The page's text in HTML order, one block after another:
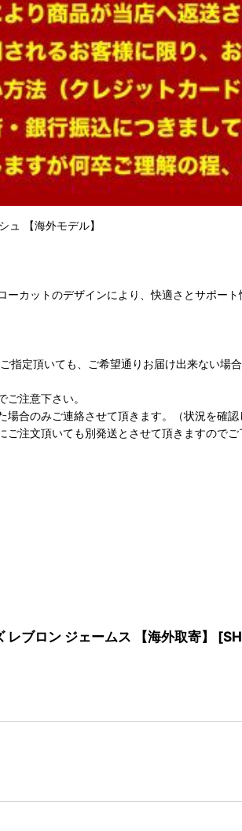
【海外モデル】
カットのデザインにより、快適さとサポー
定頂いても、ご希望通りお届け出来ない場合
注意下さい。
合のみご連絡させて頂きます。（状況を確認
注文頂いても別発送とさせて頂きますのでご
ロン ジェームス 【海外取寄】 [